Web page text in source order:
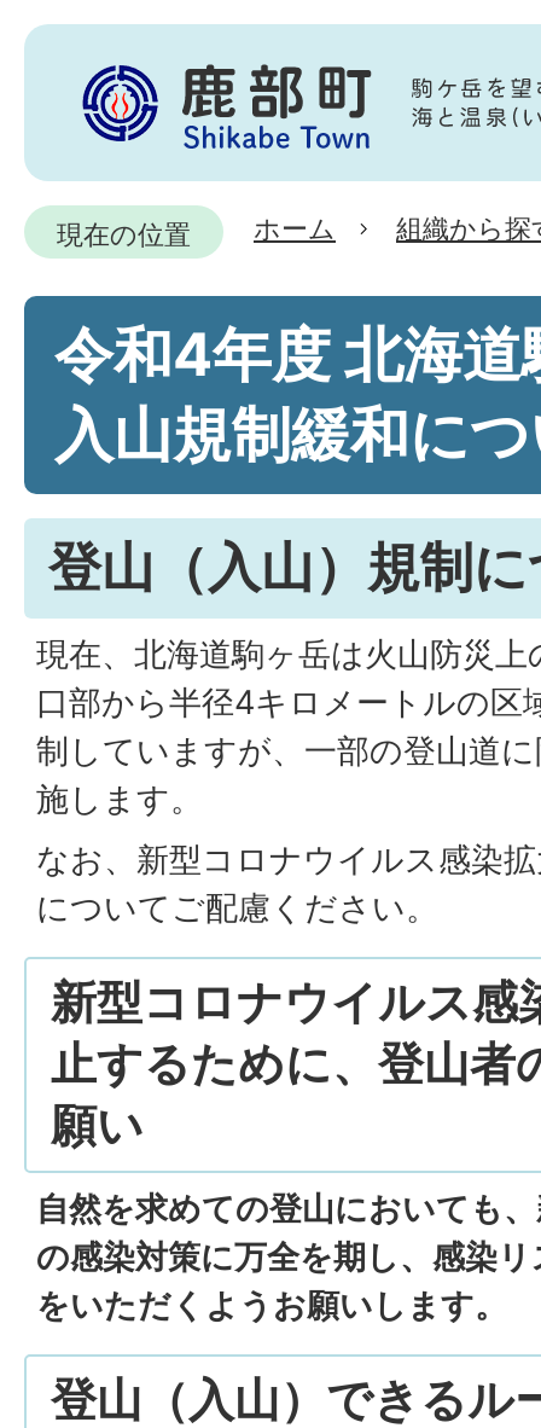
現在の位置 ホーム 組織から探
令和4年度 北海
入山規制緩和に
登山（入山）規制
現在、北海道駒ヶ岳は火山防災
口部から半径4キロメートルの区
制していますが、一部の登山道
施します。
なお、新型コロナウイルス感染
についてご配慮ください。
新型コロナウイルス感
止するために、登山者
願い
自然を求めての登山においても
の感染対策に万全を期し、感染
をいただくようお願いします。
登山（入山）できるル